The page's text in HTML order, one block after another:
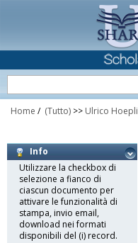
Home / (Tutto) >> Ulrico Hoepli
Info
Utilizzare la checkbox di
selezione a fianco di
ciascun documento per
attivare le funzionalità di
stampa, invio email,
download nei formati
disponibili del (i) record.